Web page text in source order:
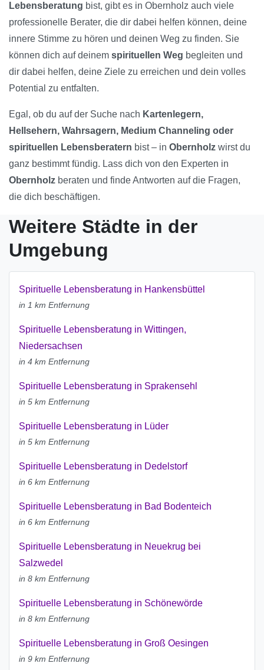
Lebensberatung bist, gibt es in Obernholz auch viele
professionelle Berater, die dir dabei helfen können, deine
innere Stimme zu hören und deinen Weg zu finden. Sie
können dich auf deinem spirituellen Weg begleiten und
dir dabei helfen, deine Ziele zu erreichen und dein volles
Potential zu entfalten.
Egal, ob du auf der Suche nach Kartenlegern,
Hellsehern, Wahrsagern, Medium Channeling oder
spirituellen Lebensberatern bist – in Obernholz wirst du
ganz bestimmt fündig. Lass dich von den Experten in
Obernholz beraten und finde Antworten auf die Fragen,
die dich beschäftigen.
Weitere Städte in der
Umgebung
Spirituelle Lebensberatung in Hankensbüttel
in 1 km Entfernung
Spirituelle Lebensberatung in Wittingen,
Niedersachsen
in 4 km Entfernung
Spirituelle Lebensberatung in Sprakensehl
in 5 km Entfernung
Spirituelle Lebensberatung in Lüder
in 5 km Entfernung
Spirituelle Lebensberatung in Dedelstorf
in 6 km Entfernung
Spirituelle Lebensberatung in Bad Bodenteich
in 6 km Entfernung
Spirituelle Lebensberatung in Neuekrug bei
Salzwedel
in 8 km Entfernung
Spirituelle Lebensberatung in Schönewörde
in 8 km Entfernung
Spirituelle Lebensberatung in Groß Oesingen
in 9 km Entfernung